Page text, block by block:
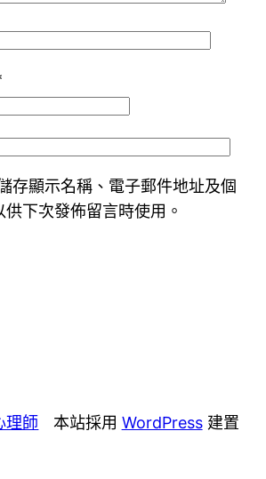
存顯示名稱、電子郵件地址及個
下次發佈留言時使用。
理師 本站採用 WordPress建置